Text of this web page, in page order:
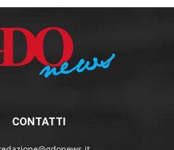
CONTATTI